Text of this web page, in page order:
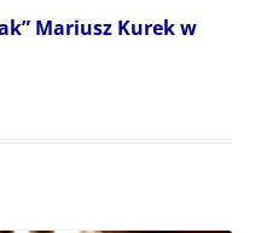
Mariusz Kurek w